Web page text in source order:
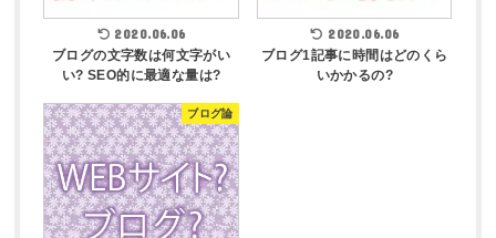
2020.06.06
ブログの文字数は何文字がい
い? SEO的に最適な量は?
2020.06.06
ブログ1記事に時間はどのくら
いかかるの?
ブログ論